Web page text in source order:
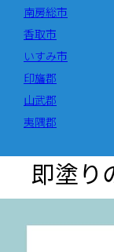
南房総市
香取市
いすみ市
印旛郡
山武郡
夷隅郡
即塗り
✨ 賢いお金の使